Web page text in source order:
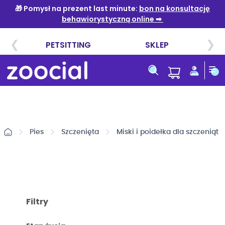
do
treści
Pies Szczenięta Miski i poidełka dla szczeniąt
Filtry